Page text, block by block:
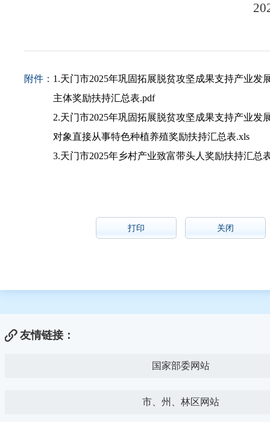
附件： 1.天门市2025年巩固拓展脱贫攻坚成果支持产业发
主体奖励扶持汇总表.pdf
2.天门市2025年巩固拓展脱贫攻坚成果支持产业发
对象直接从事特色种植养殖奖励扶持汇总表.xls
3.天门市2025年乡村产业致富带头人奖励扶持汇总
打印 关闭
友情链接：
国家部委网站
市、州、林区网站